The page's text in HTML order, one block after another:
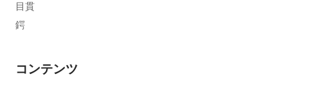
目貫
鍔
コンテンツ